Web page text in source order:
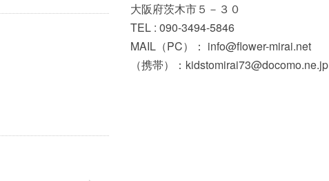
大阪府茨木市５－３０
TEL : 090-3494-5846
MAIL（PC）： info@flower-mirai.net
（携帯）：kidstomirai73@docomo.ne.jp